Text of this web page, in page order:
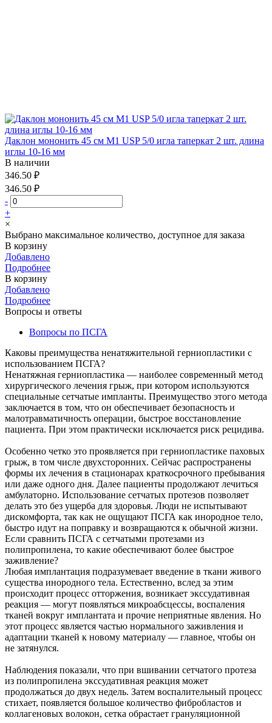
Даклон мононить 45 см М1 USP 5/0 игла таперкат 2 шт. длина
иглы 10-16 мм
В наличии
346.50 ₽
346.50 ₽
-
+
×
Выбрано максимальное количество, доступное для заказа
В корзину
Добавлено
Подробнее
В корзину
Добавлено
Подробнее
Вопросы и ответы
Вопросы по ПСГА
Каковы преимущества ненатяжительной герниопластики с
использованием ПСГА?
Ненатяжная герниопластика — наиболее современный метод
хирургического лечения грыж, при котором используются
специальные сетчатые импланты. Преимущество этого метода
заключается в том, что он обеспечивает безопасность и
малотравматичность операции, быстрое восстановление
пациента. При этом практически исключается риск рецидива.
Особенно четко это проявляется при герниопластике паховых
грыж, в том числе двухсторонних. Сейчас распространены
формы их лечения в стационарах краткосрочного пребывания
или даже одного дня. Далее пациенты продолжают лечиться
амбулаторно. Использование сетчатых протезов позволяет
делать это без ущерба для здоровья. Люди не испытывают
дискомфорта, так как не ощущают ПСГА как инородное тело,
быстро идут на поправку и возвращаются к обычной жизни.
Если сравнить ПСГА с сетчатыми протезами из
полипропилена, то какие обеспечивают более быстрое
заживление?
Любая имплантация подразумевает введение в ткани живого
существа инородного тела. Естественно, вслед за этим
происходит процесс отторжения, возникает экссудативная
реакция — могут появляться микроабсцессы, воспаления
тканей вокруг имплантата и прочие неприятные явления. Но
этот процесс является частью нормального заживления и
адаптации тканей к новому материалу — главное, чтобы он
не затянулся.
Наблюдения показали, что при вшивании сетчатого протеза
из полипропилена экссудативная реакция может
продолжаться до двух недель. Затем воспалительный процесс
стихает, появляется большое количество фибробластов и
коллагеновых волокон, сетка обрастает грануляционной